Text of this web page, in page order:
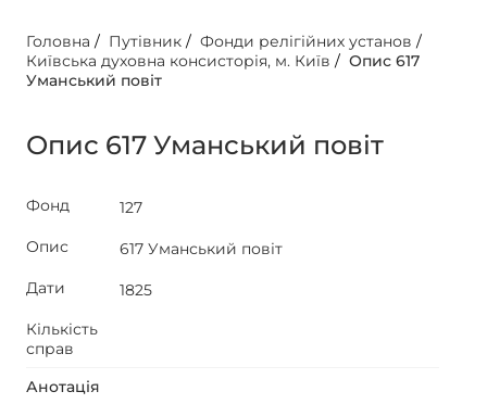
Головна / Путівник / Фонди релігійних установ /
Київська духовна консисторія, м. Київ / Опис 617
Уманський повіт
Опис 617 Уманський повіт
Фонд
127
Опис
617 Уманський повіт
Дати
1825
Кількість
справ
Анотація